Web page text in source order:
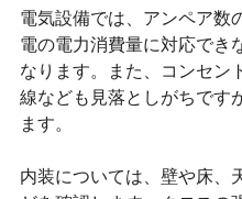
電気設備では、アンペア数
電の電力消費量に対応でき
なります。また、コンセン
線なども見落としがちです
ます。
内装については、壁や床、